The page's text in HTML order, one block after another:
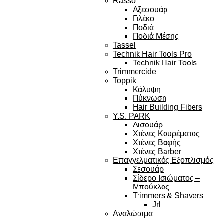
Αξεσουάρ
Γιλέκο
Ποδιά
Ποδιά Μέσης
Tassel
Technik Hair Tools Pro
Technik Hair Tools
Trimmercide
Toppik
Κάλυψη
Πύκνωση
Hair Building Fibers
Y.S. PARK
Λισουάρ
Χτένες Κουρέματος
Χτένες Βαφής
Χτένες Barber
Επαγγελματικός Εξοπλισμός
Σεσουάρ
Σίδερο Ισιώματος –
Μπούκλας
Trimmers & Shavers
Jrl
Αναλώσιμα